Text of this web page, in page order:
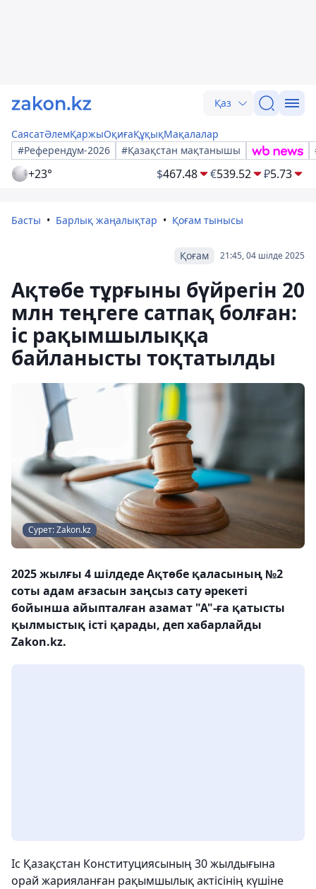
Қаз
СаясатӘлемҚаржыОқиғаҚұқықМақалалар
#Референдум-2026
#Қазақстан мақтанышы
+23° $467.48 €539.52 ₽5.73
Басты Барлық жаңалықтар Қоғам тынысы
21:45, 04 шілде 2025
Қоғам
Ақтөбе тұрғыны бүйрегін 20
млн теңгеге сатпақ болған:
іс рақымшылыққа
байланысты тоқтатылды
Сурет: Zakon.kz
2025 жылғы 4 шілдеде Ақтөбе қаласының №2
соты адам ағзасын заңсыз сату әрекеті
бойынша айыпталған азамат "А"-ға қатысты
қылмыстық істі қарады, деп хабарлайды
Zakon.kz.
Іс Қазақстан Конституциясының 30 жылдығына
орай жарияланған рақымшылық актісінің күшіне